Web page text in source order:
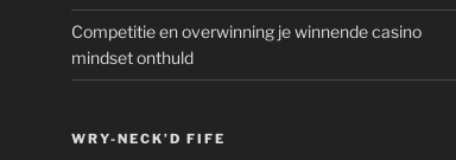
Competitie en overwinning je winnende casino
mindset onthuld
WRY-NECK’D FIFE